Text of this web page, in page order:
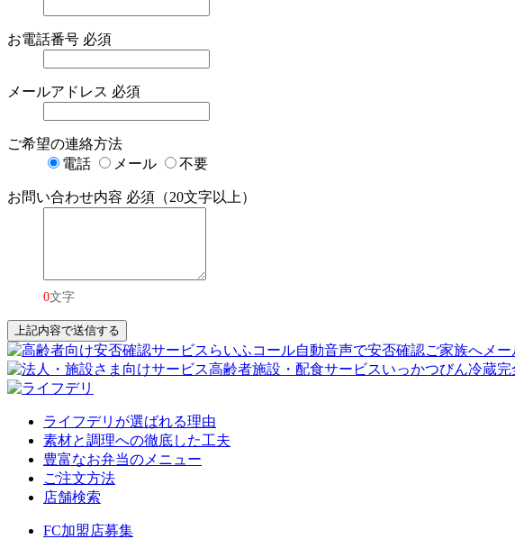
お電話番号 必須
メールアドレス 必須
ご希望の連絡方法
電話
メール 不要
お問い合わせ内容 必須（20文字以上）
0文字
上記内容で送信する
ライフデリが選ばれる理由
素材と調理への徹底した工夫
豊富なお弁当のメニュー
ご注文方法
店舗検索
FC加盟店募集